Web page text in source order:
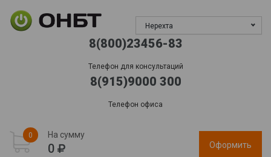
Нерехта
8(800)23456-83
Телефон для консультаций
8(915)9000 300
Телефон офиса
0 На сумму
0 Оформить